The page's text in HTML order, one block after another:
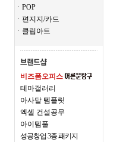
ㆍPOP
ㆍ편지지/카드
ㆍ클립아트
비즈폼오피스
테마갤러리
아사달 템플릿
엑셀 건설공무
아이템풀
성공창업 3종 패키지